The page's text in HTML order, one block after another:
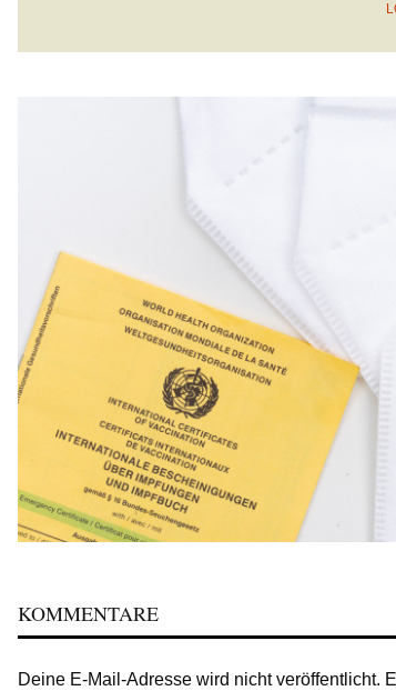
KOMMENTARE
Deine E-Mail-Adresse wird nicht veröffentlicht.